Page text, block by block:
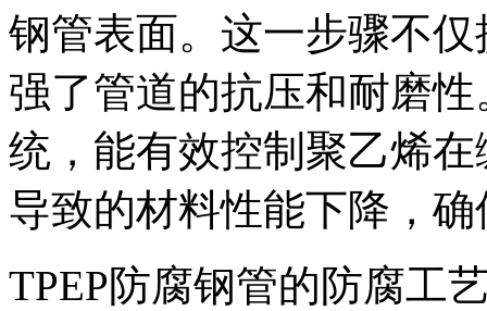
钢管表面。这一步骤不
强了管道的抗压和耐磨
统，能有效控制聚乙烯
导致的材料性能下降，
TPEP防腐钢管的防腐工